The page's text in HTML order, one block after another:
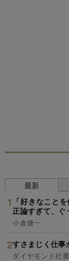
最新
「好きなこと
正論すぎて、ぐ
小倉健一
すさまじく仕事
ダイヤモンド社